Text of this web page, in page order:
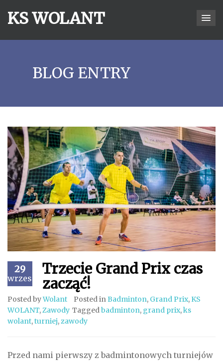
KS WOLANT
BLOG ENTRY
29
wrzesień
Trzecie Grand Prix czas
zacząć!
Posted byWolant Posted inBadminton, Grand Prix, KS
WOLANT,Zawody Taggedbadminton, grand prix,ks
wolant,turniej,zawody
Przed nami pierwszy z badmintonowych turniejów